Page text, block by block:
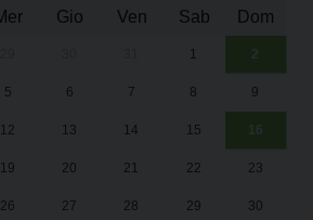
Gio Ven Sab Dom
1 2
5 6 7 8 9
12 13 14 15 16
19 20 21 22 23
26 27 28 29 30